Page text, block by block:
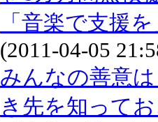
「音楽で支援
(2011-04-05
みんなの善意
き先を知って